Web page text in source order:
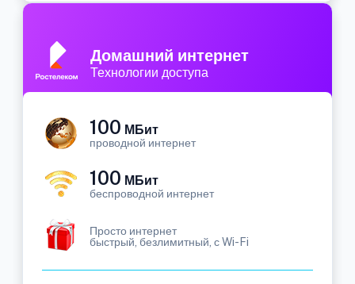
Домашний интернет
Технологии доступа
100 МБит
проводной интернет
100 МБит
беспроводной интернет
Просто интернет
быстрый, безлимитный, с Wi-Fi